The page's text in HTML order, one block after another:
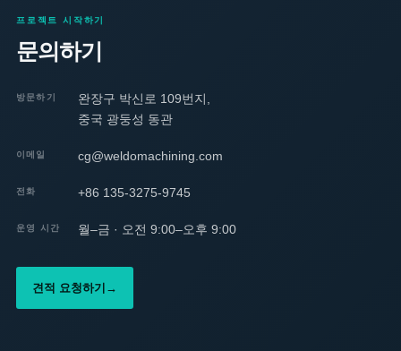
프로젝트 시작하기
문의하기
방문하기
완장구 박신로 109번지,
중국 광둥성 동관
이메일 cg@weldomachining.com
전화 +86 135-3275-9745
운영 시간 월–금 · 오전 9:00–오후 9:00
견적 요청하기 →